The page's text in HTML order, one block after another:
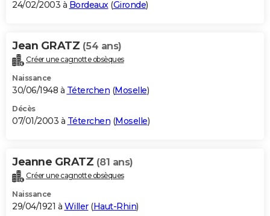
24/02/2003 à Bordeaux(Gironde)
Jean GRATZ (54 ans)
Créer une cagnotte obsèques
Naissance
30/06/1948 à Téterchen (Moselle)
Décès
07/01/2003 à Téterchen (Moselle)
Jeanne GRATZ (81 ans)
Créer une cagnotte obsèques
Naissance
29/04/1921 à Willer(Haut-Rhin)